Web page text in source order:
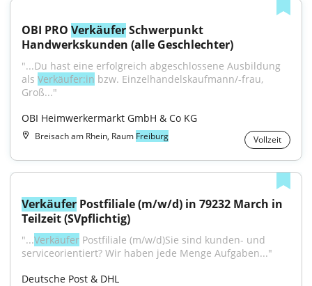
OBI PRO Verkäufer Schwerpunkt
Handwerkskunden (alle Geschlechter)
"...Du hast eine erfolgreich abgeschlossene Ausbildung
als Verkäufer:in bzw. Einzelhandelskaufmann/-frau,
Groß..."
OBI Heimwerkermarkt GmbH & Co KG
Breisach am Rhein, Raum Freiburg Vollzeit
Verkäufer Postfiliale (m/w/d) in 79232 March in
Teilzeit (SVpflichtig)
"...Verkäufer Postfiliale (m/w/d)Sie sind kunden- und
serviceorientiert? Wir haben jede Menge Aufgaben..."
Deutsche Post & DHL